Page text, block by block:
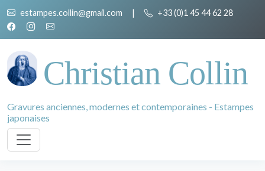
estampes.collin@gmail.com | +33 (0)1 45 44 62 28
Christian Collin
Gravures anciennes, modernes et contemporaines - Estampes
japonaises